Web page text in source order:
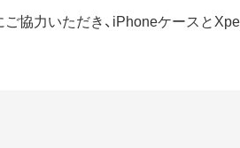
協力いただき、iPhoneケースと